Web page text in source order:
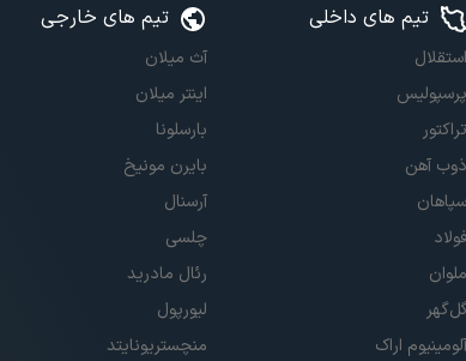
تیم های داخلی
استقلال
پرسپولیس
تراکتور
ذوب آهن
سپاهان
فولاد
ملوان
آلومینیوم اراک
تیم های خارجی
آث میلان
اینتر میلان
بارسلونا
بایرن مونیخ
آرسنال
چلسی
رئال مادرید
لیورپول
منچستریونایتد